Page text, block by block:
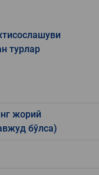
турлар
жорий
бўлса)